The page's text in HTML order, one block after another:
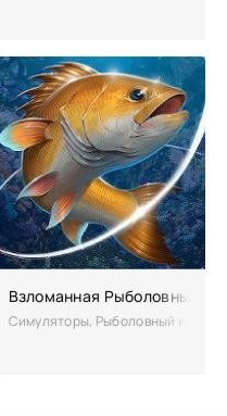
игра для всех, кто любит и
Взломанная Рыболовный
Симуляторы, Рыболовный крючок